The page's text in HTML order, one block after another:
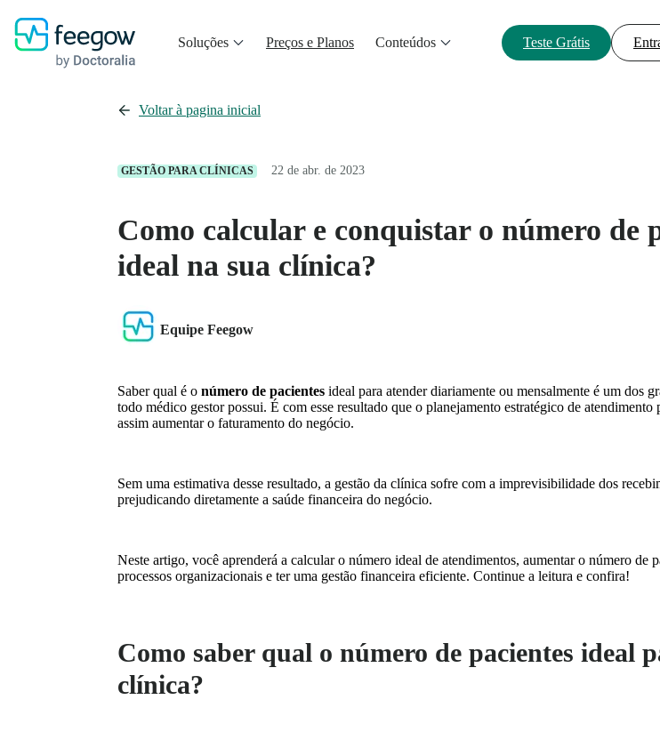
Soluções Preços e Planos Conteúdos Teste Grátis
Voltar à pagina inicial
GESTÃO PARA CLÍNICAS 22 de abr. de 2023
Como calcular e conquistar o número de
ideal na sua clínica?
Equipe Feegow
Saber qual é o número de pacientes ideal para atender diariamente ou mensalmente é um dos
todo médico gestor possui. É com esse resultado que o planejamento estratégico de atendimento
assim aumentar o faturamento do negócio.
Sem uma estimativa desse resultado, a gestão da clínica sofre com a imprevisibilidade dos
prejudicando diretamente a saúde financeira do negócio.
Neste artigo, você aprenderá a calcular o número ideal de atendimentos, aumentar o número de
processos organizacionais e ter uma gestão financeira eficiente. Continue a leitura e confira!
Como saber qual o número de pacientes ideal
clínica?